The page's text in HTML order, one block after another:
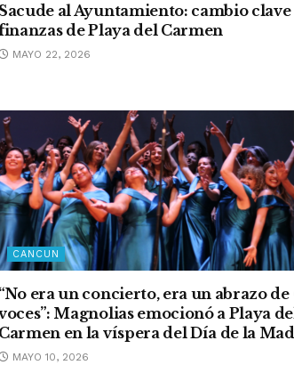
Sacude al Ayuntamiento: cambio clave
de Playa del Carmen
MAYO 22, 2026
CANCUN
“No era un concierto, era un abrazo de
Magnolias emocionó a Playa
Carmen en la víspera del Día de la
MAYO 10, 2026